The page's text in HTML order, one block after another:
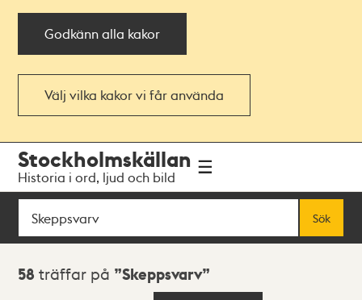
Godkänn alla kakor
Välj vilka kakor vi får använda
navigationen
huvudinnehållet
Stockholmskällan
Historia i ord, ljud och bild
Sök
Sök
Sökresultat
58 träffar på Skeppsvarv